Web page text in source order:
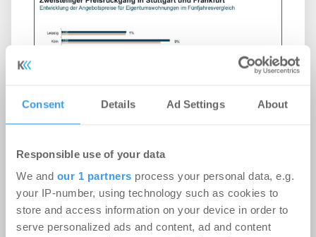
Consent Details Ad Settings About
Responsible use of your data
We and our 1 partners process your personal data, e.g.
your IP-number, using technology such as cookies to
store and access information on your device in order to
serve personalized ads and content, ad and content
Kaufpreise für Neubauwohnungen
steigen wieder
Wohnen | Märkte-21.07.2026
Kaufpreise für Neubauwohnungen steigen wieder